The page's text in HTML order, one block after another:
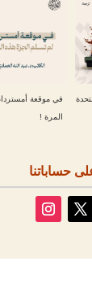
في موقعة
المرة !
حساباتنا